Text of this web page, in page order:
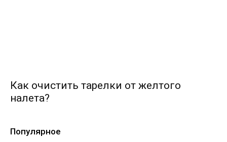
Как очистить тарелки от желтого
налета?
Популярное